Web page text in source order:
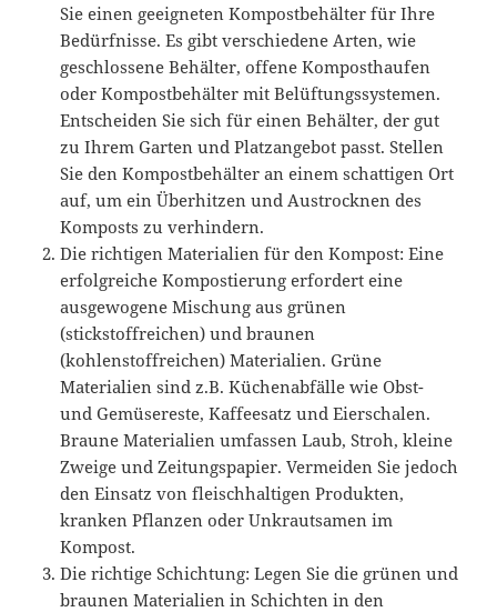
Sie einen geeigneten Kompostbehälter für Ihre
Bedürfnisse. Es gibt verschiedene Arten, wie
geschlossene Behälter, offene Komposthaufen
oder Kompostbehälter mit Belüftungssystemen.
Entscheiden Sie sich für einen Behälter, der gut
zu Ihrem Garten und Platzangebot passt. Stellen
Sie den Kompostbehälter an einem schattigen Ort
auf, um ein Überhitzen und Austrocknen des
Komposts zu verhindern.
Die richtigen Materialien für den Kompost: Eine
erfolgreiche Kompostierung erfordert eine
ausgewogene Mischung aus grünen
(stickstoffreichen) und braunen
(kohlenstoffreichen) Materialien. Grüne
Materialien sind z.B. Küchenabfälle wie Obst-
und Gemüsereste, Kaffeesatz und Eierschalen.
Braune Materialien umfassen Laub, Stroh, kleine
Zweige und Zeitungspapier. Vermeiden Sie jedoch
den Einsatz von fleischhaltigen Produkten,
kranken Pflanzen oder Unkrautsamen im
Kompost.
Die richtige Schichtung: Legen Sie die grünen und
braunen Materialien in Schichten in den